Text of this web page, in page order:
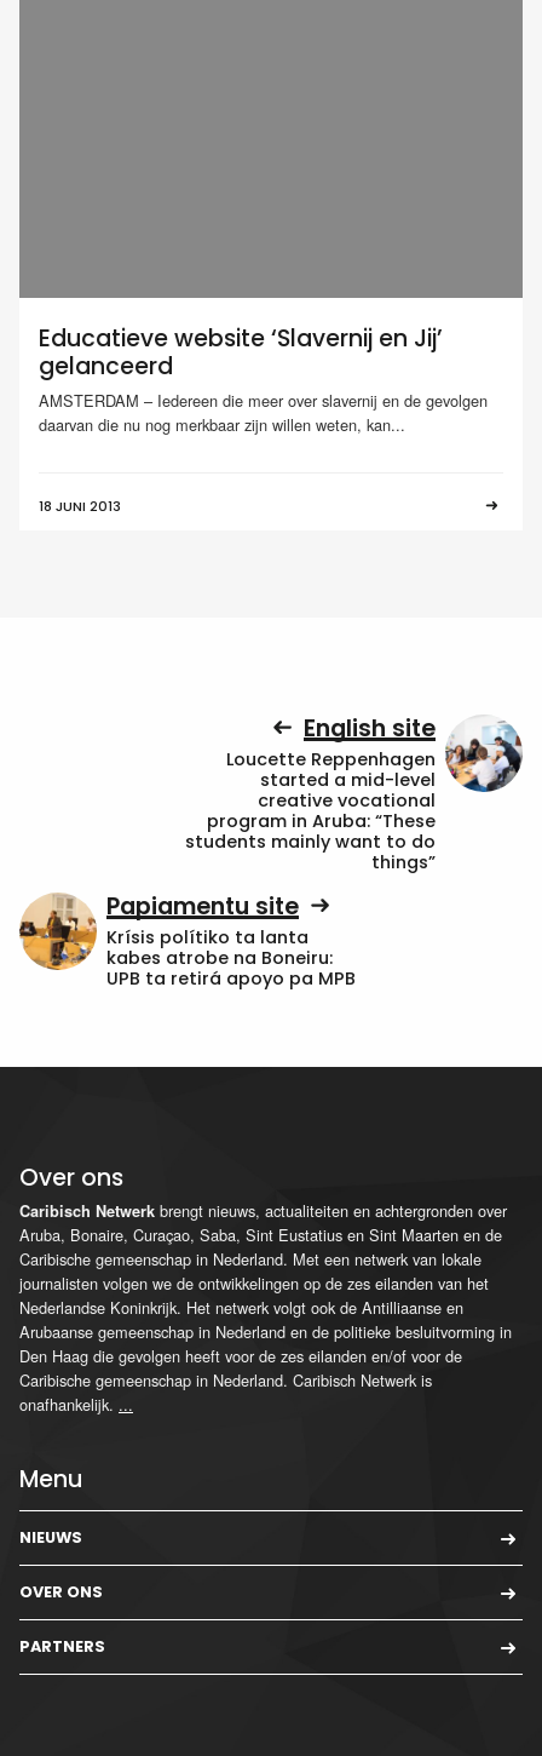
Educatieve website ‘Slavernij en Jij’
gelanceerd
AMSTERDAM – Iedereen die meer over slavernij en de gevolgen
daarvan die nu nog merkbaar zijn willen weten, kan...
18 JUNI 2013
English site
Loucette Reppenhagen
started a mid-level
creative vocational
program in Aruba: “These
students mainly want to do
things”
Papiamentu site
Krísis polítiko ta lanta
kabes atrobe na Boneiru:
UPB ta retirá apoyo pa MPB
Over ons
Caribisch Netwerk brengt nieuws, actualiteiten en achtergronden over
Aruba, Bonaire, Curaçao, Saba, Sint Eustatius en Sint Maarten en de
Caribische gemeenschap in Nederland. Met een netwerk van lokale
journalisten volgen we de ontwikkelingen op de zes eilanden van het
Nederlandse Koninkrijk. Het netwerk volgt ook de Antilliaanse en
Arubaanse gemeenschap in Nederland en de politieke besluitvorming in
Den Haag die gevolgen heeft voor de zes eilanden en/of voor de
Caribische gemeenschap in Nederland. Caribisch Netwerk is
onafhankelijk. ...
Menu
NIEUWS
OVER ONS
PARTNERS